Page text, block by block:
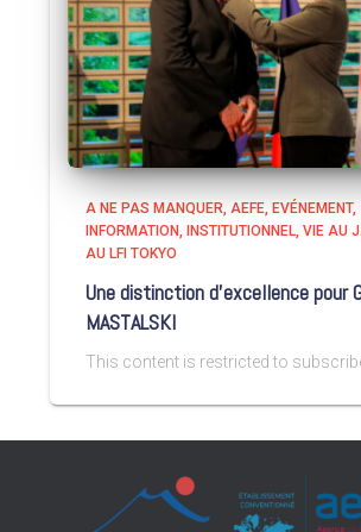
A NE PAS MANQUER AEFE EVÉNEMENT
INFORMATION INSTITUTIONNEL VIE AU
AU LFI TOKYO
Une distinction d’excellence pour
MASTALSKI
This content is restricted to